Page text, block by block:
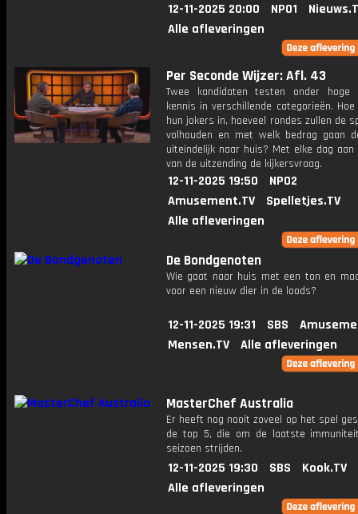
12-11-2025 20:00 NPO1
Alle afleveringen
Per Seconde Wijzer: Afl. 43
Twee kandidaten testen onder hoge
kennis in verschillende categorieën.
hun jokers in, hoeveel rondes zullen de
volhouden en met welk bedrag gaan
uiteindelijk naar huis? Met elke dag
van de uitzending de kijkersvraag.
12-11-2025 19:50
NPO2
Amusement.TV
Spelletjes.TV
Alle afleveringen
De Bondgenoten
Wie gaat naar huis met een ton en
voor een nieuw dier in de loods?
12-11-2025 19:31 SBS
Mensen.TV
Alle afleveringen
MasterChef Australia
Er heeft nog nooit zoveel op het spel
de top 5, die om de laatste
seizoen strijden.
12-11-2025 19:30 SBS
Kook.TV
Alle afleveringen